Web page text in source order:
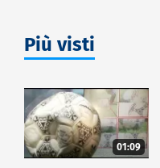
Più visti
01:09